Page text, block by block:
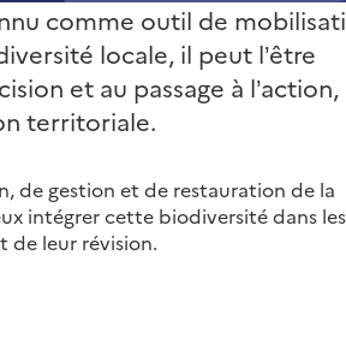
comme outil de
locale, il peut l’être
et au passage à l’action,
territoriale.
de gestion et de restauration de la
intégrer cette biodiversité dans les
de leur révision.